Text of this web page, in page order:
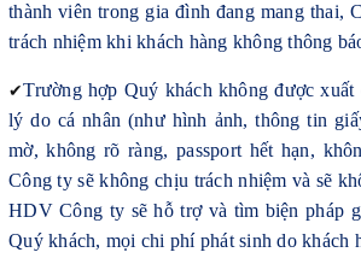
thành viên trong gia đình đang mang thai,
trách nhiệm khi khách hàng không thông
✔Trường hợp Quý khách không được xuất
lý do cá nhân (như hình ảnh, thông tin
mờ, không rõ ràng, passport hết hạn,
Công ty sẽ không chịu trách nhiệm và sẽ
HDV Công ty sẽ hỗ trợ và tìm biện pháp
Quý khách, mọi chi phí phát sinh do khách